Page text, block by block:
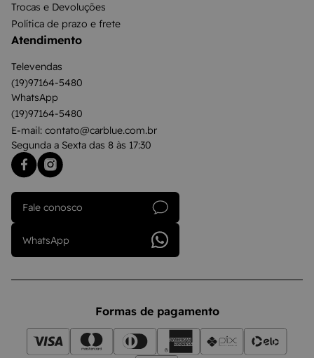
Trocas e Devoluções
Política de prazo e frete
Atendimento
Televendas
(19)97164-5480
WhatsApp
(19)97164-5480
E-mail: contato@carblue.com.br
Segunda a Sexta das 8 às 17:30
Fale conosco
WhatsApp
Formas de pagamento